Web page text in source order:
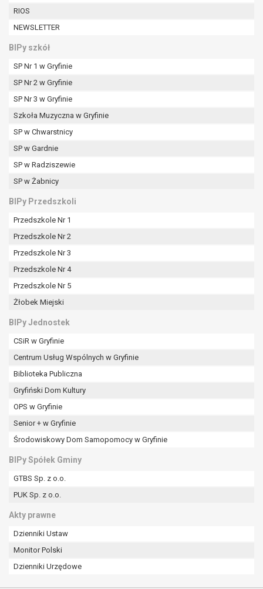
RIOS
NEWSLETTER
BIPy szkół
SP Nr 1 w Gryfinie
SP Nr 2 w Gryfinie
SP Nr 3 w Gryfinie
Szkoła Muzyczna w Gryfinie
SP w Chwarstnicy
SP w Gardnie
SP w Radziszewie
SP w Żabnicy
BIPy Przedszkoli
Przedszkole Nr 1
Przedszkole Nr 2
Przedszkole Nr 3
Przedszkole Nr 4
Przedszkole Nr 5
Żłobek Miejski
BIPy Jednostek
CSiR w Gryfinie
Centrum Usług Wspólnych w Gryfinie
Biblioteka Publiczna
Gryfiński Dom Kultury
OPS w Gryfinie
Senior + w Gryfinie
Środowiskowy Dom Samopomocy w Gryfinie
BIPy Spółek Gminy
GTBS Sp. z o.o.
PUK Sp. z o.o.
Akty prawne
Dzienniki Ustaw
Monitor Polski
Dzienniki Urzędowe
umownym.
zautomatyzowanemu podejmowaniu decyzji, w
tym również profilowaniu.